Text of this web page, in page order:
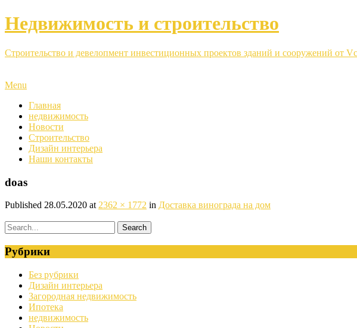
Недвижимость и строительство
Строительство и девелопмент инвестиционных проектов зданий и сооружений от
Menu
Главная
недвижимость
Новости
Строительство
Дизайн интерьера
Наши контакты
doas
Published 28.05.2020 at 2362 × 1772 in Доставка винограда на дом
Рубрики
Без рубрики
Дизайн интерьера
Загородная недвижимость
Ипотека
недвижимость